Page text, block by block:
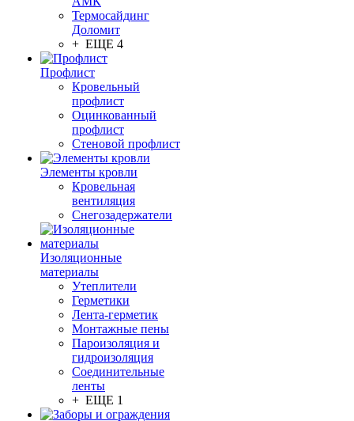
Термосайдинг
Доломит
+ ЕЩЕ 4
Профлист
Кровельный
профлист
Оцинкованный
профлист
Стеновой профлист
Элементы кровли
Кровельная
вентиляция
Снегозадержатели
Изоляционные
материалы
Утеплители
Герметики
Лента-герметик
Монтажные пены
Пароизоляция и
гидроизоляция
Соединительные
ленты
+ ЕЩЕ 1